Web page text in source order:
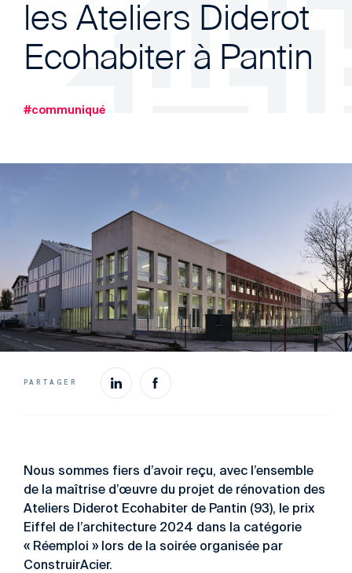
les Ateliers Diderot
Ecohabiter à Pantin
#communiqué
PARTAGER
Nous sommes fiers d’avoir reçu, avec l’ensemble
de la maîtrise d’œuvre du projet de rénovation des
Ateliers Diderot Ecohabiter de Pantin (93), le prix
Eiffel de l’architecture 2024 dans la catégorie
« Réemploi » lors de la soirée organisée par
ConstruirAcier.